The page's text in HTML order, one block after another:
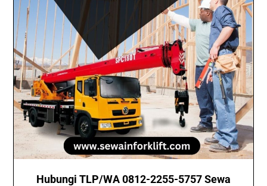
Hubungi TLP/WA 0812-2255-5757 Sewa